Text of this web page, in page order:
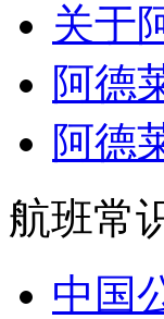
关于
阿德
阿德
航班常
中国